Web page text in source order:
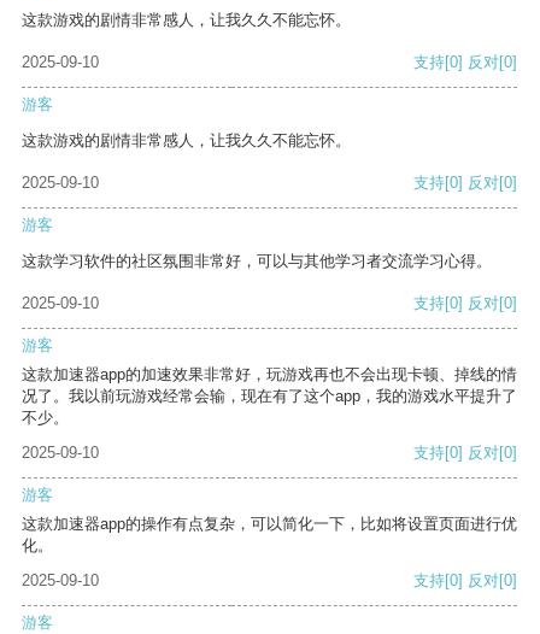
这款游戏的剧情非常感人，让我久久不能忘怀。
2025-09-10 支持[0] 反对[0]
游客
这款游戏的剧情非常感人，让我久久不能忘怀。
2025-09-10 支持[0] 反对[0]
游客
这款学习软件的社区氛围非常好，可以与其他学习者交流学习心得。
2025-09-10 支持[0] 反对[0]
游客
这款加速器app的加速效果非常好，玩游戏再也不会出现卡顿、掉线的情
况了。我以前玩游戏经常会输，现在有了这个app，我的游戏水平提升了
不少。
2025-09-10
支持[0] 反对[0]
游客
这款加速器app的操作有点复杂，可以简化一下，比如将设置页面进行优
化。
2025-09-10
支持[0] 反对[0]
游客